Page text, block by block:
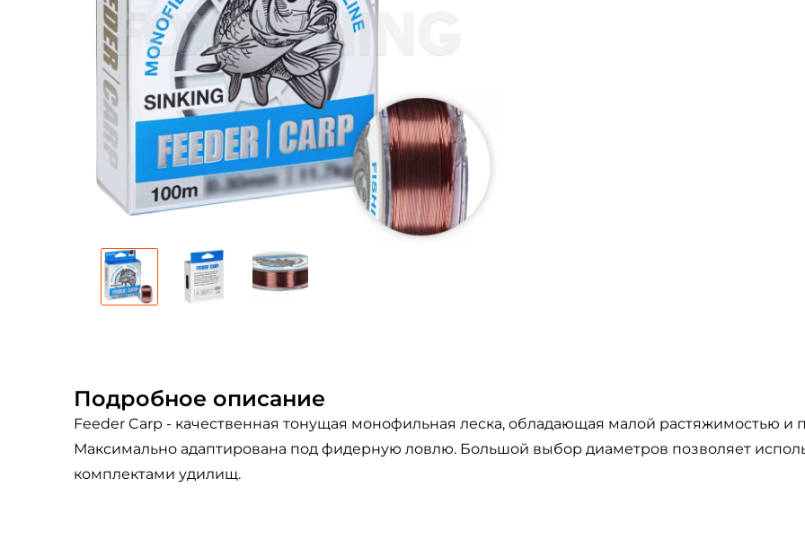
Подробное описание
Feeder Carp - качественная тонущая монофильная леска, обладающая малой растяжимостью
Максимально адаптирована под фидерную ловлю. Большой выбор диаметров позволяет
комплектами удилищ.